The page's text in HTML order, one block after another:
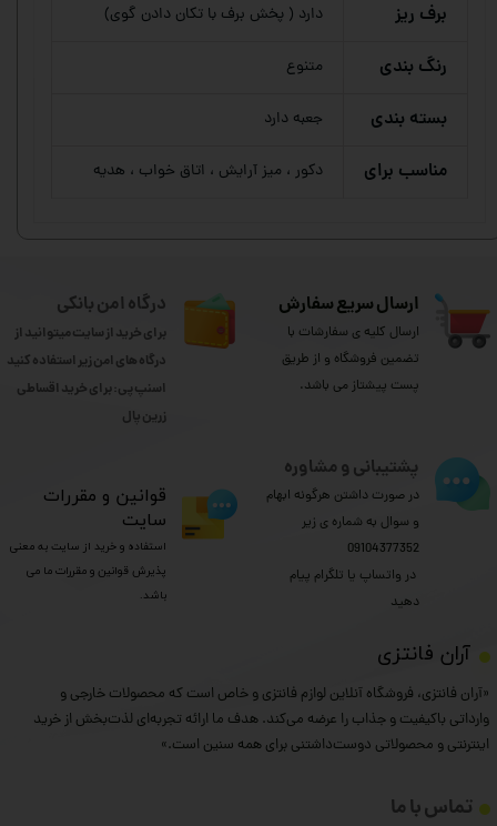
برف ریز دارد ( پخش برف با تکان دادن گوی)
رنگ بندی متنوع
بسته بندی جعبه دارد
مناسب برای دکور ، میز آرایش ، اتاق خواب ، هدیه
ارسال سریع سفارش
ارسال کلیه ی سفارشات با
تضمین فروشگاه و از طریق
پست پیشتاز می باشد.
​آران فانتزی
«آران فانتزی، فروشگاه آنلاین لوازم فانتزی و خاص است که محصولات خارجی و
وارداتی باکیفیت و جذاب را عرضه می‌کند. هدف ما ارائه تجربه‌ای لذت‌بخش از خرید
اینترنتی و محصولاتی دوست‌داشتنی برای همه سنین است.»
تماس با ما
درگاه امن بانکی
برای خرید از سایت میتوانید از
درگاه های امن زیر استفاده کنید
اسنپ پی: برای خرید اقساطی
​​​​​​​زرین پال
پشتیبانی و مشاوره
در صورت داشتن هرگونه ابهام
و سوال به شماره ی زیر
09104377352
​​​​​​​ در واتساپ یا تلگرام پیام
دهید
​قوانین و مقررات
سایت
استفاده و خرید از سایت به معنی
پذیرش قوانین و مقررات ما می
باشد.